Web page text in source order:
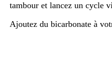
tambour et lancez un cycle
Ajoutez du bicarbonate à